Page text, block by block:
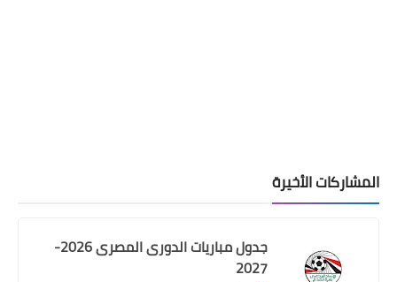
المشاركات الأخيرة
جدول مباريات الدورى المصرى 2026-
2027